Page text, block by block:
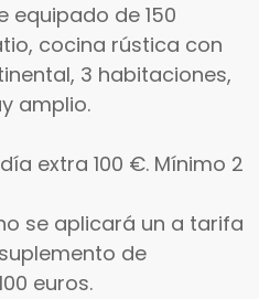
equipado de 150
cocina rústica con
3 habitaciones,
amplio.
extra 100 €. Mínimo 2
se aplicará un a tarifa
de
euros.